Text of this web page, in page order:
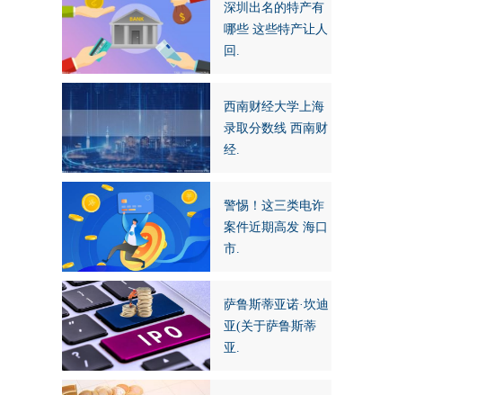
深圳出名的特产有
哪些 这些特产让人
回.
西南财经大学上海
录取分数线 西南财
经.
警惕！这三类电诈
案件近期高发 海口
市.
萨鲁斯蒂亚诺·坎迪
亚(关于萨鲁斯蒂
亚.